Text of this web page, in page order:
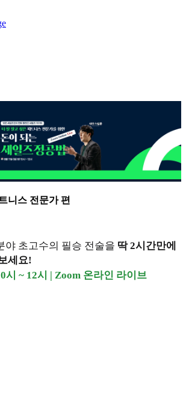
니스 전문가 편
야 초고수의 필승 전술을 딱 2시간만에
세요!
시 ~ 12시 | Zoom 온라인 라이브